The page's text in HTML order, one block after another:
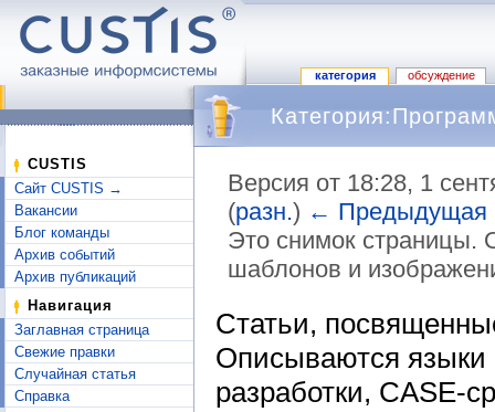
категория обсуждение
CUSTIS
Сайт CUSTIS →
Вакансии
Блог команды
Архив событий
Архив публикаций
Навигация
Заглавная страница
Свежие правки
Случайная статья
Справка
Версия от 18:28, 1
(разн.) ← Предыдущая
Это снимок страницы.
шаблонов и
Статьи,
Описываются языки
разработки, CASE-